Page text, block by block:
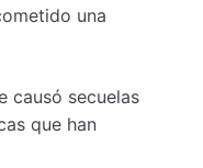
una
causó secuelas
que han